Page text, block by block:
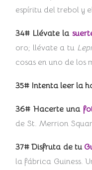
espíritu del trebol y
34# Llévate la
oro; llévate a tu
cosas en uno de los
35# Intenta leer la
36# Hacerte una
de St. Merrion
37# Disfruta de tu
la fábrica Guiness.